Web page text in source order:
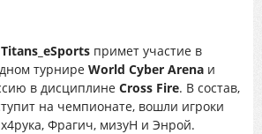
Titans_eSports примет участие в
турнире World Cyber Arena и
в дисциплине Cross Fire. В состав,
на чемпионате, вошли игроки
Фрагич, мизуН и Энрой.